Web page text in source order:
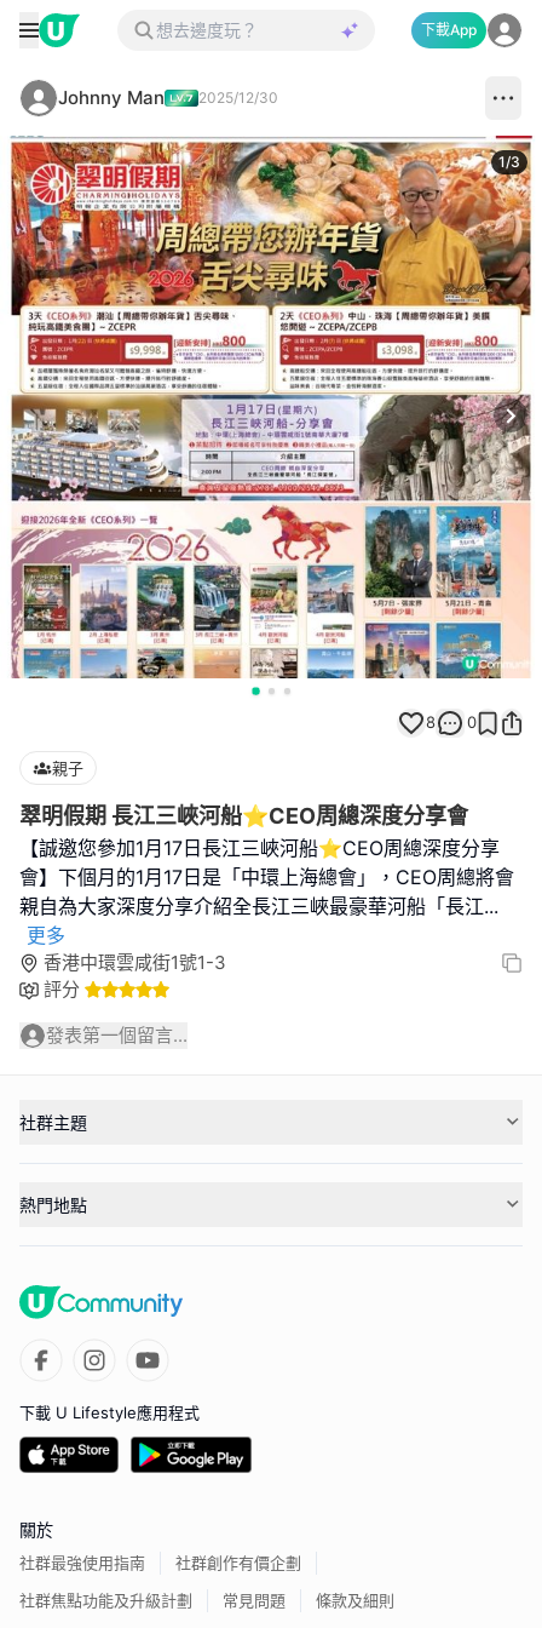
下載App
Johnny Man 2025/12/30
1/3
8 0
親子
翠明假期 長江三峽河船⭐️CEO周總深度分享會
【誠邀您參加1月17日長江三峽河船⭐️CEO周總深度分享
會】下個月的1月17日是「中環上海總會」，CEO周總將會
親自為大家深度分享介紹全長江三峽最豪華河船「長江...
更多
香港中環雲咸街1號1-3
評分
發表第一個留言...
社群主題
熱門地點
下載 U Lifestyle應用程式
關於
社群最強使用指南
社群創作有價企劃
社群焦點功能及升級計劃
常見問題 條款及細則